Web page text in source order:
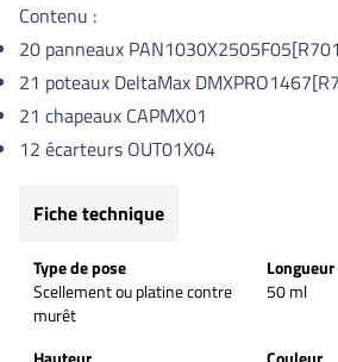
Contenu :
20 panneaux
21 poteaux DeltaMax
21 chapeaux CAPMX01
12 écarteurs OUT01X04
Fiche technique
Type de pose
Scellement ou platine contre
murêt
Longueur
50 ml